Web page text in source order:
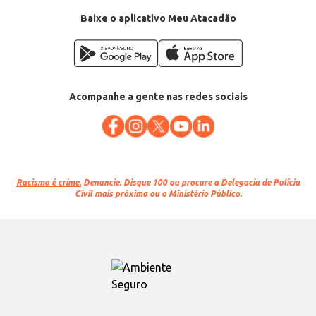
EAN: 7896109459015Baixe o aplicativo Meu Atacadão
Acompanhe a gente nas redes sociais
Racismo é crime. Denuncie. Disque 100 ou procure a Delegacia de Polícia
Civil mais próxima ou o Ministério Público.